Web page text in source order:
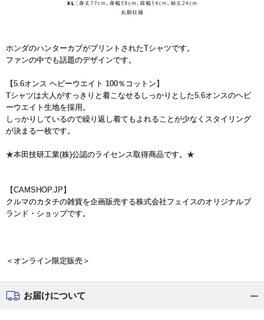
ホンダのハンターカブがプリントされたTシャツです。
ファンの中でも話題のデザインです。
【5.6オンス ヘビーウエイト 100％コットン】
Tシャツは大人がすっきりと着こなせるしっかりとした5.6オンスのヘビ
ーウエイト生地を採用。
しっかりしているので繰り返し着てもよれることが少なくスタイリング
が決まる一枚です。
★本田技研工業(株)公認のライセンス取得商品です。★
【CAMSHOP.JP】
クルマのカタチの雑貨を企画販売する株式会社フェイスのオリジナルブ
ランド・ショップです。
＜オンライン限定販売＞
お届けについて